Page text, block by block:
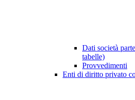
Dati società
tabelle)
Provvedimenti
Enti di diritto privato